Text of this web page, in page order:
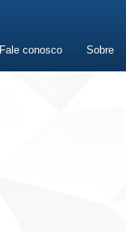
Fale conosco Sobre